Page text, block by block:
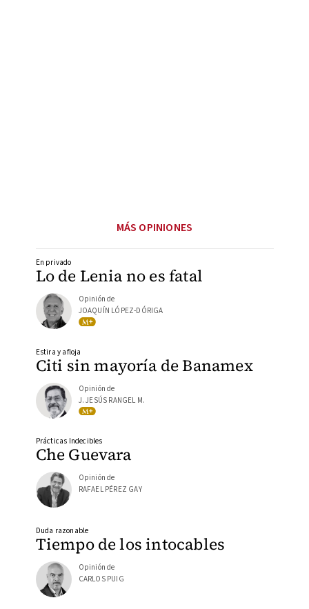
MÁS OPINIONES
Lo de Lenia no es fatal
En privado
Opinión de
JOAQUÍN LÓPEZ-DÓRIGA
Citi sin mayoría de Banamex
Estira y afloja
Opinión de
J. JESÚS RANGEL M.
Che Guevara
Prácticas Indecibles
Opinión de
RAFAEL PÉREZ GAY
Tiempo de los intocables
Duda razonable
Opinión de
CARLOS PUIG